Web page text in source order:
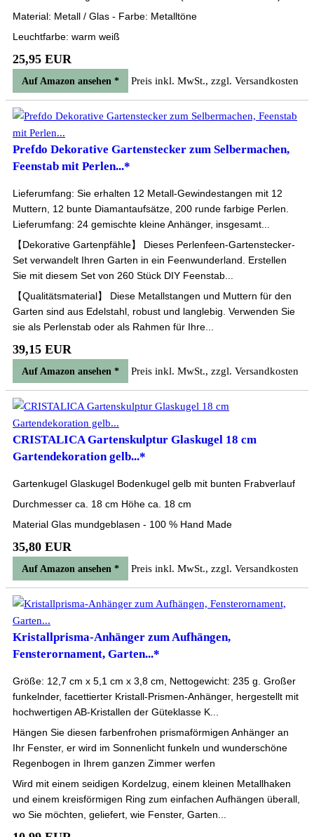
Material: Metall / Glas - Farbe: Metalltöne
Leuchtfarbe: warm weiß
25,95 EUR
Auf Amazon ansehen * Preis inkl. MwSt., zzgl. Versandkosten
Prefdo Dekorative Gartenstecker zum Selbermachen,
Feenstab mit Perlen...*
Lieferumfang: Sie erhalten 12 Metall-Gewindestangen mit 12
Muttern, 12 bunte Diamantaufsätze, 200 runde farbige Perlen.
Lieferumfang: 24 gemischte kleine Anhänger, insgesamt...
【Dekorative Gartenpfähle】 Dieses Perlenfeen-Gartenstecker-
Set verwandelt Ihren Garten in ein Feenwunderland. Erstellen
Sie mit diesem Set von 260 Stück DIY Feenstab...
【Qualitätsmaterial】 Diese Metallstangen und Muttern für den
Garten sind aus Edelstahl, robust und langlebig. Verwenden Sie
sie als Perlenstab oder als Rahmen für Ihre...
39,15 EUR
Auf Amazon ansehen * Preis inkl. MwSt., zzgl. Versandkosten
CRISTALICA Gartenskulptur Glaskugel 18 cm
Gartendekoration gelb...*
Gartenkugel Glaskugel Bodenkugel gelb mit bunten Frabverlauf
Durchmesser ca. 18 cm Höhe ca. 18 cm
Material Glas mundgeblasen - 100 % Hand Made
35,80 EUR
Auf Amazon ansehen * Preis inkl. MwSt., zzgl. Versandkosten
Kristallprisma-Anhänger zum Aufhängen,
Fensterornament, Garten...*
Größe: 12,7 cm x 5,1 cm x 3,8 cm, Nettogewicht: 235 g. Großer
funkelnder, facettierter Kristall-Prismen-Anhänger, hergestellt mit
hochwertigen AB-Kristallen der Güteklasse K...
Hängen Sie diesen farbenfrohen prismaförmigen Anhänger an
Ihr Fenster, er wird im Sonnenlicht funkeln und wunderschöne
Regenbogen in Ihrem ganzen Zimmer werfen
Wird mit einem seidigen Kordelzug, einem kleinen Metallhaken
und einem kreisförmigen Ring zum einfachen Aufhängen überall,
wo Sie möchten, geliefert, wie Fenster, Garten...